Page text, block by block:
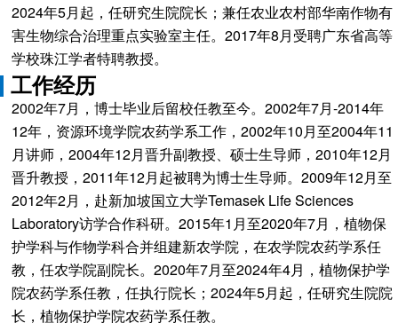
2024年5月起，任研究生院院长；兼任农业农村部华南作物有
害生物综合治理重点实验室主任。2017年8月受聘广东省高等
学校珠江学者特聘教授。
工作经历
2002年7月，博士毕业后留校任教至今。2002年7月-2014年
12年，资源环境学院农药学系工作，2002年10月至2004年11
月讲师，2004年12月晋升副教授、硕士生导师，2010年12月
晋升教授，2011年12月起被聘为博士生导师。2009年12月至
2012年2月，赴新加坡国立大学Temasek Life Sciences
Laboratory访学合作科研。2015年1月至2020年7月，植物保
护学科与作物学科合并组建新农学院，在农学院农药学系任
教，任农学院副院长。2020年7月至2024年4月，植物保护学
院农药学系任教，任执行院长；2024年5月起，任研究生院院
长，植物保护学院农药学系任教。